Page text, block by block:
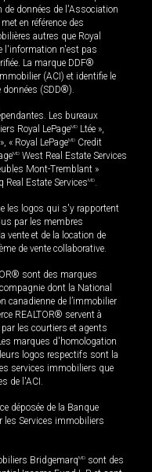
données de l'Association
en référence des
autres que Royal
l'information n'est pas
La marque DDF®
(ACI) et identifie le
(SDD®).
Les bureaux
Royal LePageMD Ltée »,
», « Royal LePageMD Credit
MD West Real Estate Services
Mont-Tremblant »
Estate ServicesMD.
les logos qui s'y rapportent
par les membres
vente et de la location de
de vente collaborative.
sont des marques
dont la National
canadienne de l’immobilier
REALTOR® servent à
les courtiers et agents
marques d'homologation
logos respectifs sont la
services immobiliers que
de l'ACI.
déposée de la Banque
les Services immobiliers
BridgemarqMD sont des